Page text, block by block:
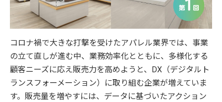
コロナ禍で大きな打撃を受けたアパレル業界では、事業
の立て直しが進む中、業務効率化とともに、多様化する
顧客ニーズに応え販売力を高めようと、DX（デジタルト
ランスフォーメーション）に取り組む企業が増えていま
す。販売量を増やすには、データに基づいたアクション